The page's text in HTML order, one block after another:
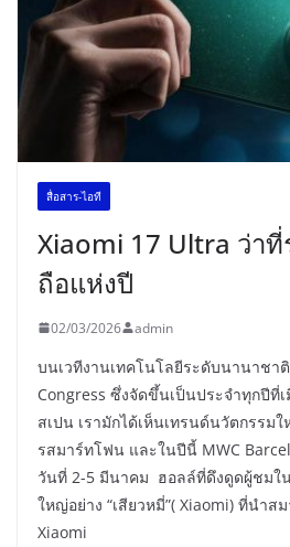
สื่อสาร-ไอที
Xiaomi 17 Ultra ว่า
ถือแห่งปี
02/03/2026 admin
บนเวทีงานเทคโนโลยีระดับนานาชา
Congress ซึ่งจัดขึ้นเป็นประจำทุกปีที่
สเปน เรามักได้เห็นเทรนด์นวัตกรรม
รสมาร์ทโฟน และในปีนี้ MWC
วันที่ 2-5 มีนาคม ฮอลล์ที่ดึงดูดผู้ชมใ
ใหญ่อย่าง “เสียวหมี่”( Xiaomi) ที่นำส
Xiaomi